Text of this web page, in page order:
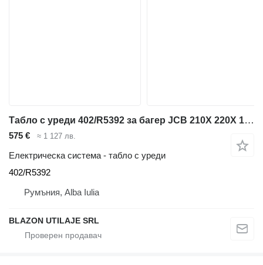
Табло с уреди 402/R5392 за багер JCB 210X 220X 130X 140X
575 € ≈ 1 127 лв.
Електрическа система - табло с уреди
402/R5392
Румъния, Alba Iulia
BLAZON UTILAJE SRL